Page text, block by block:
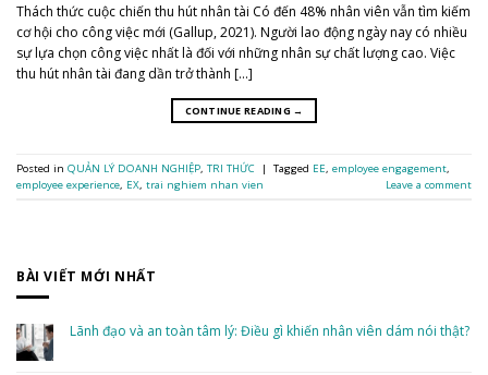
Thách thức cuộc chiến thu hút nhân tài Có đến 48% nhân viên vẫn tìm kiếm
cơ hội cho công việc mới (Gallup, 2021). Người lao động ngày nay có nhiều
sự lựa chọn công việc nhất là đối với những nhân sự chất lượng cao. Việc
thu hút nhân tài đang dần trở thành […]
CONTINUE READING →
Posted in QUẢN LÝ DOANH NGHIỆP, TRI THỨC | Tagged EE, employee engagement,
employee experience, EX, trai nghiem nhan vien Leave a comment
BÀI VIẾT MỚI NHẤT
Lãnh đạo và an toàn tâm lý: Điều gì khiến nhân viên dám nói thật?